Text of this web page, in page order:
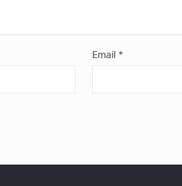
Email *